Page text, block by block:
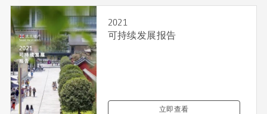
2021
可持续发展报告
立即查看